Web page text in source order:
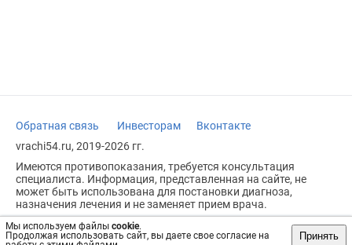
Мы используем файлы cookie.
Продолжая использовать сайт, вы даете свое согласие на
Принять
Обратная связь Инвесторам
Вконтакте
vrachi54.ru, 2019-2026 гг.
Имеются противопоказания, требуется консультация
специалиста. Информация, представленная на сайте, не
может быть использована для постановки диагноза,
назначения лечения и не заменяет прием врача.
Возрастное ограничение: 18+